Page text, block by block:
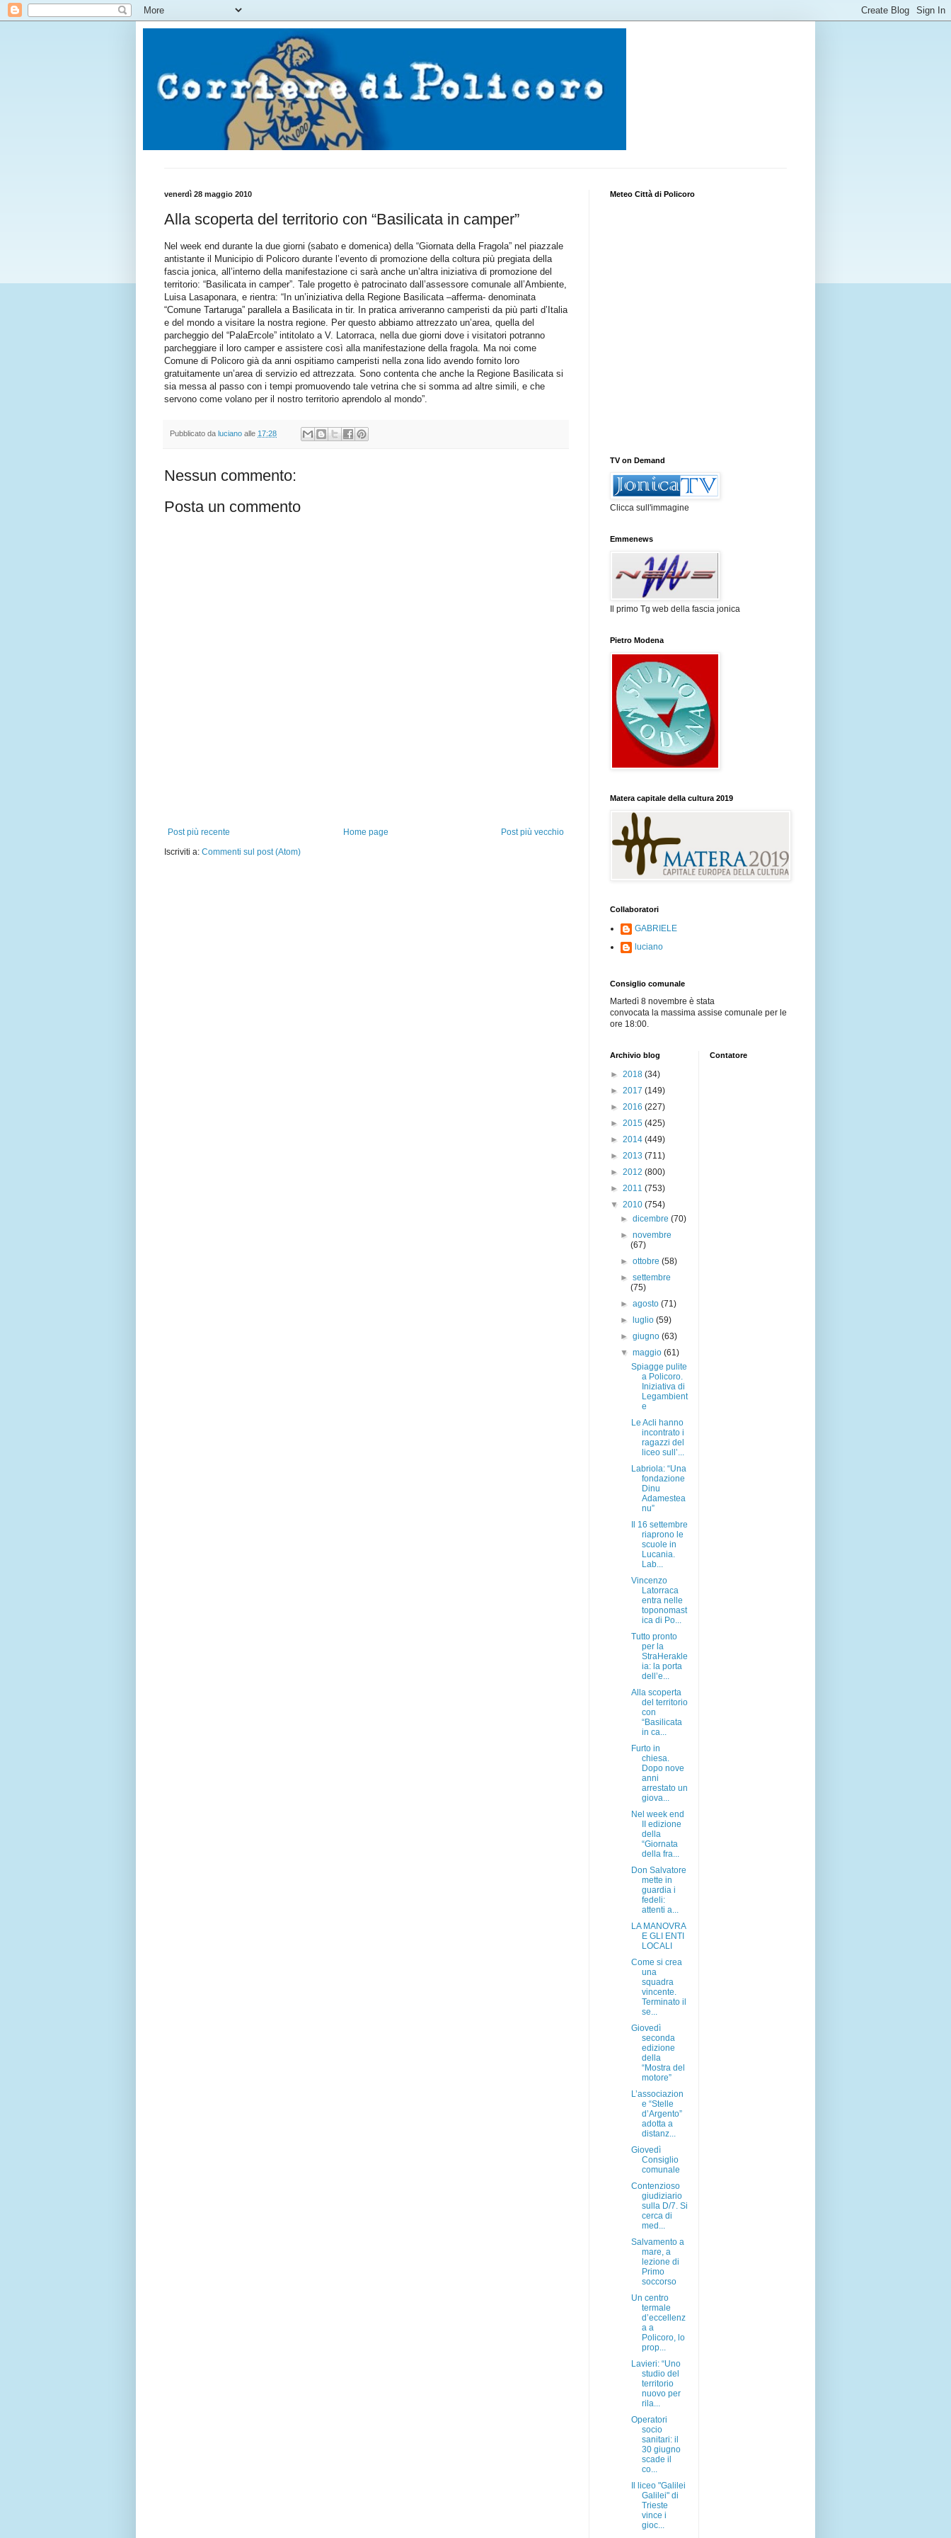
venerdì 28 maggio 2010
Alla scoperta del territorio con “Basilicata in camper”
Nel week end durante la due giorni (sabato e domenica) della “Giornata della Fragola” nel piazzale
antistante il Municipio di Policoro durante l’evento di promozione della coltura più pregiata della
fascia jonica, all’interno della manifestazione ci sarà anche un’altra iniziativa di promozione del
territorio: “Basilicata in camper”. Tale progetto è patrocinato dall’assessore comunale all’Ambiente,
Luisa Lasaponara, e rientra: “In un’iniziativa della Regione Basilicata –afferma- denominata
“Comune Tartaruga” parallela a Basilicata in tir. In pratica arriveranno camperisti da più parti d’Italia
e del mondo a visitare la nostra regione. Per questo abbiamo attrezzato un’area, quella del
parcheggio del “PalaErcole” intitolato a V. Latorraca, nella due giorni dove i visitatori potranno
parcheggiare il loro camper e assistere così alla manifestazione della fragola. Ma noi come
Comune di Policoro già da anni ospitiamo camperisti nella zona lido avendo fornito loro
gratuitamente un’area di servizio ed attrezzata. Sono contenta che anche la Regione Basilicata si
sia messa al passo con i tempi promuovendo tale vetrina che si somma ad altre simili, e che
servono come volano per il nostro territorio aprendolo al mondo”.
Pubblicato da luciano alle 17:28
Nessun commento:
Posta un commento
Post più recente Post più vecchio
Home page
Iscriviti a: Commenti sul post (Atom)
Meteo Città di Policoro
TV on Demand
Clicca sull'immagine
Emmenews
Il primo Tg web della fascia jonica
Pietro Modena
Matera capitale della cultura 2019
Collaboratori
GABRIELE
luciano
Consiglio comunale
Martedì 8 novembre è stata
convocata la massima assise comunale per le
ore 18:00.
Archivio blog
► 2018 (34)
► 2017 (149)
► 2016 (227)
► 2015 (425)
► 2014 (449)
► 2013 (711)
► 2012 (800)
► 2011 (753)
▼ 2010 (754)
►dicembre(70)
►novembre
(67)
►ottobre(58)
►settembre
(75)
►agosto(71)
►
luglio(59)
►giugno(63)
▼maggio(61)
Spiagge pulite
a Policoro.
Iniziativa di
Legambient
e
Le Acli hanno
incontrato i
ragazzi del
liceo sull’...
Labriola: “Una
fondazione
Dinu
Adamestea
nu”
Il 16 settembre
riaprono le
scuole in
Lucania.
Lab...
Vincenzo
Latorraca
entra nelle
toponomast
ica di Po...
Tutto pronto
per la
StraHerakle
ia: la porta
dell’e...
Alla scoperta
del territorio
con
“Basilicata
in ca...
Furto in
chiesa.
Dopo nove
anni
arrestato un
giova...
Nel week end
II edizione
della
“Giornata
della fra...
Don Salvatore
mette in
guardia i
fedeli:
attenti a...
LA MANOVRA
E GLI ENTI
LOCALI
Come si crea
una
squadra
vincente.
Terminato il
se...
Giovedì
seconda
edizione
della
“Mostra del
motore”
L’associazion
e “Stelle
d’Argento”
adotta a
distanz...
Giovedì
Consiglio
comunale
Contenzioso
giudiziario
sulla D/7. Si
cerca di
med...
Salvamento a
mare, a
lezione di
Primo
soccorso
Un centro
termale
d’eccellenz
a a
Policoro, lo
prop...
Lavieri: “Uno
studio del
territorio
nuovo per
rila...
Operatori
socio
sanitari: il
30 giugno
scade il
co...
Il liceo "Galilei
Galilei" di
Trieste
vince i
gioc...
Contatore